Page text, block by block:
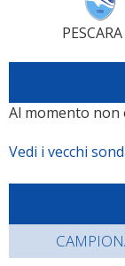
PESCARA
Al momento non
Vedi i vecchi